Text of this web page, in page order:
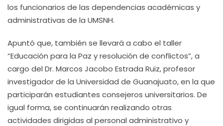
los funcionarios de las dependencias académicas y
administrativas de la UMSNH.
Apuntó que, también se llevará a cabo el taller
“Educación para la Paz y resolución de conflictos”, a
cargo del Dr. Marcos Jacobo Estrada Ruiz, profesor
investigador de la Universidad de Guanajuato, en la que
participarán estudiantes consejeros universitarios. De
igual forma, se continuarán realizando otras
actividades dirigidas al personal administrativo y